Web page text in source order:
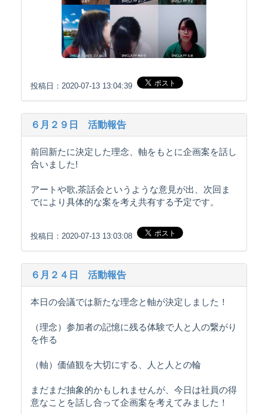
投稿日：2020-07-13 13:04:39
６月２９日 活動報告
前回新たに決定した理念、軸をもとに企画案を話し
合いました!
アートや歌,茶話会というような意見が出、次回ま
でにより具体的な案を考え共有する予定です。
投稿日：2020-07-13 13:03:08
６月２４日 活動報告
本日の会議では新たな理念と軸が決定しました！
（理念）参加者の記憶に残る体験で人と人の繋がり
を作る
（軸）価値観を大切にする、人と人との輪
まだまだ抽象的かもしれませんが、今日は社員の得
意なことを話し合って企画案を考えてみました！